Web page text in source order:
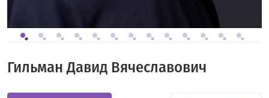
Гильман Давид Вячеславович